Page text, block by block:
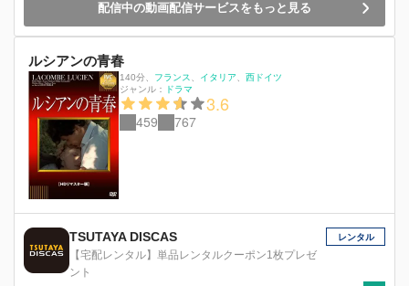
配信中の動画配信サービスをもっと見る
ルシアンの青春
140分 フランス イタリア
西ドイツ
ジャンル：
ドラマ
3.6
459 767
TSUTAYA DISCAS
【宅配レンタル】単品レンタルクーポン1枚プレゼ
ント
レンタル